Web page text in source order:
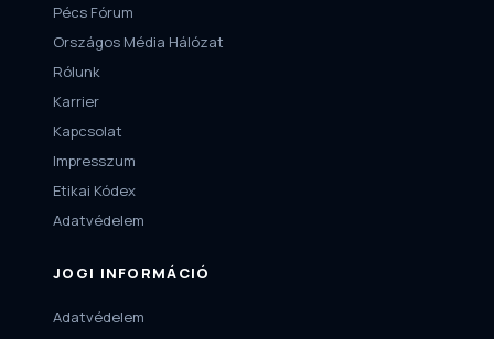
Pécs Fórum
Országos Média Hálózat
Rólunk
Karrier
Kapcsolat
Impresszum
Etikai Kódex
Adatvédelem
JOGI INFORMÁCIÓ
Adatvédelem